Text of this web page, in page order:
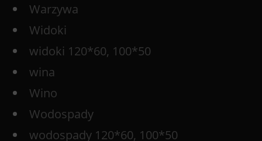
Warzywa
Widoki
widoki 120*60, 100*50
wina
Wino
Wodospady
wodospady 120*60, 100*50